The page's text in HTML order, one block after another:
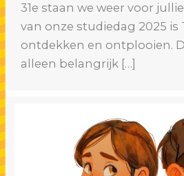
31e staan we weer voor
van onze studiedag 2025 is
ontdekken en ontplooien.
alleen belangrijk […]